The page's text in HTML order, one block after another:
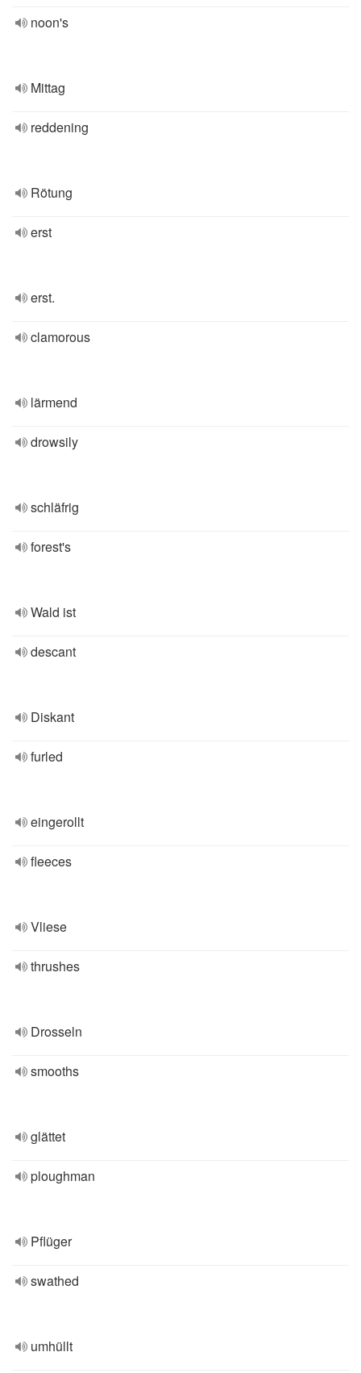
noon's
Mittag
reddening
Rötung
erst
erst.
clamorous
lärmend
drowsily
schläfrig
forest's
Wald ist
descant
Diskant
furled
eingerollt
fleeces
Vliese
thrushes
Drosseln
smooths
glättet
ploughman
Pflüger
swathed
umhüllt